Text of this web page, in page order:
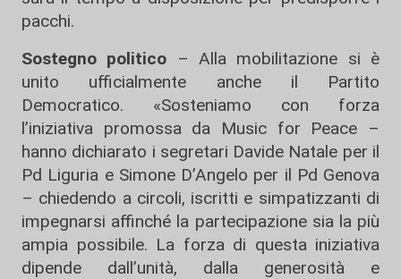
pacchi.
Sostegno politico – Alla mobilitazione si è
unito ufficialmente anche il Partito
Democratico. «Sosteniamo con forza
l’iniziativa promossa da Music for Peace –
hanno dichiarato i segretari Davide Natale per il
Pd Liguria e Simone D’Angelo per il Pd Genova
– chiedendo a circoli, iscritti e simpatizzanti di
impegnarsi affinché la partecipazione sia la più
ampia possibile. La forza di questa iniziativa
dipende dall’unità, dalla generosità e